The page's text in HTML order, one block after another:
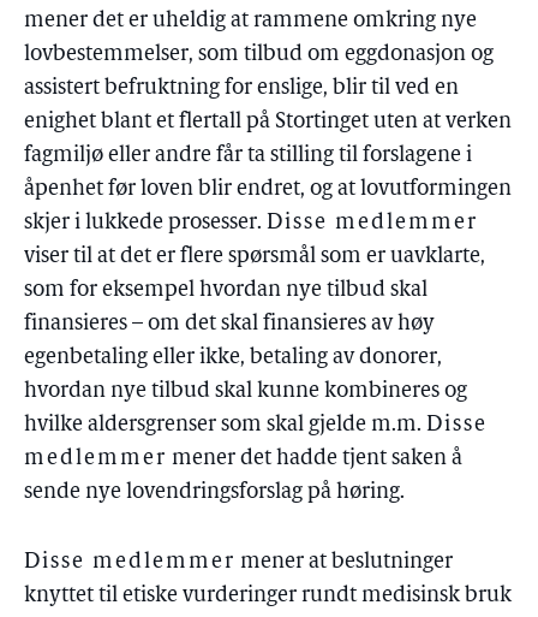
mener det er uheldig at rammene omkring nye
lovbestemmelser, som tilbud om eggdonasjon og
assistert befruktning for enslige, blir til ved en
enighet blant et flertall på Stortinget uten at verken
fagmiljø eller andre får ta stilling til forslagene i
åpenhet før loven blir endret, og at lovutformingen
skjer i lukkede prosesser. Disse medlemmer
viser til at det er flere spørsmål som er uavklarte,
som for eksempel hvordan nye tilbud skal
finansieres – om det skal finansieres av høy
egenbetaling eller ikke, betaling av donorer,
hvordan nye tilbud skal kunne kombineres og
hvilke aldersgrenser som skal gjelde m.m. Disse
medlemmer mener det hadde tjent saken å
sende nye lovendringsforslag på høring.
Disse medlemmer mener at beslutninger
knyttet til etiske vurderinger rundt medisinsk bruk